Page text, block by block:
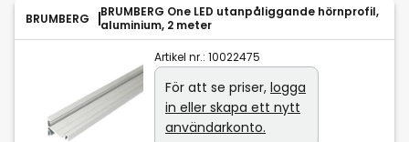
BRUMBERG
BRUMBERG One LED utanpåliggande hörnprofil,
aluminium, 2 meter
Artikel nr.: 10022475
För att se priser, logga
in eller skapa ett nytt
användarkonto.